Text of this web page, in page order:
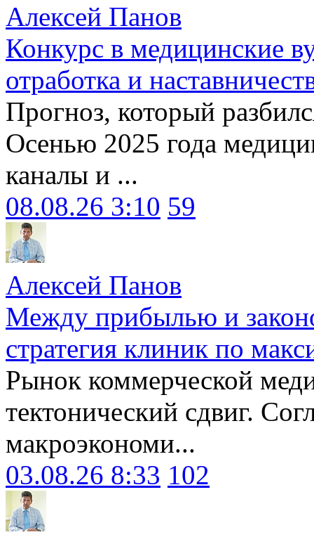
Алексей Панов
Конкурс в медицинские
отработка и
Прогноз, который
Осенью 2025 года
каналы и ...
08.08.26 3:10 59
Алексей Панов
Между прибылью и
стратегия клиник по
Рынок коммерческой
тектонический сдвиг.
макроэкономи...
03.08.26 8:33 102